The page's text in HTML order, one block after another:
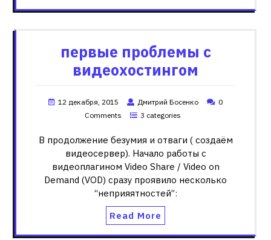
первые проблемы с
видеохостингом
12 декабря, 2015 Дмитрий Босенко
0
Comments
3 categories
В продолжение безумия и отваги ( создаём
видеосервер). Начало работы с
видеоплагином Video Share / Video on
Demand (VOD) сразу проявило несколько
“неприяятностей”:
Read More